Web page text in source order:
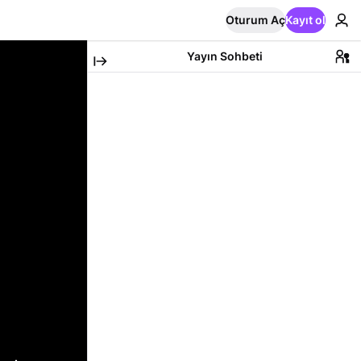
Oturum AçKayıt ol
Yayın Sohbeti